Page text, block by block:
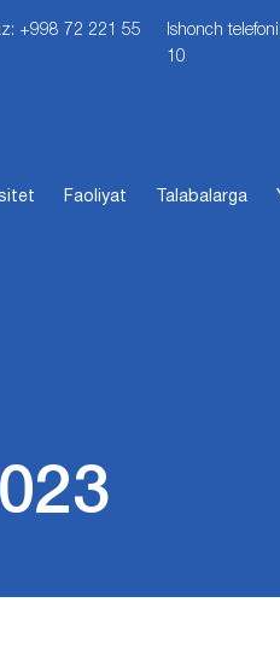
+998 72 221 55
Ishonch
10
Faoliyat Talabalarga